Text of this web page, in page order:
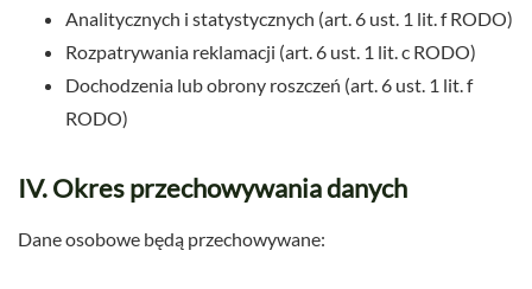
Analitycznych i statystycznych (art. 6 ust. 1 lit. f RODO)
Rozpatrywania reklamacji (art. 6 ust. 1 lit. c RODO)
Dochodzenia lub obrony roszczeń (art. 6 ust. 1 lit. f
RODO)
IV. Okres przechowywania danych
Dane osobowe będą przechowywane: